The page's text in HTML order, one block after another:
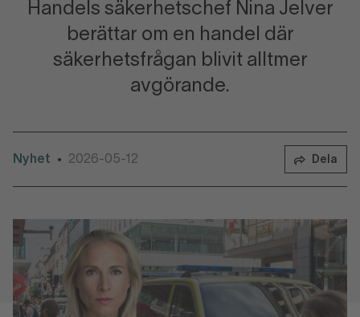
Handels säkerhetschef Nina Jelver
berättar om en handel där
säkerhetsfrågan blivit alltmer
avgörande.
Nyhet • 2026-05-12 Dela